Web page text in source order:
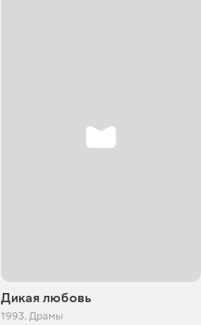
Дикая любовь
1993, Драмы